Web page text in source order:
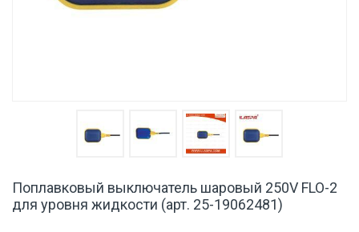
Поплавковый выключатель шаровый 250V FLO-2
для уровня жидкости (арт. 25-19062481)